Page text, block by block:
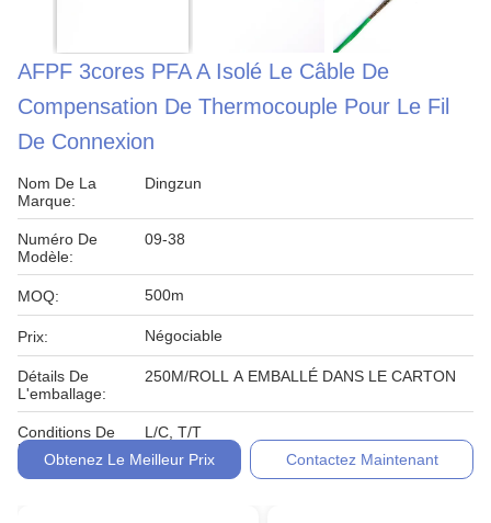
AFPF 3cores PFA A Isolé Le Câble De
Compensation De Thermocouple Pour Le Fil
De Connexion
Nom De La
Marque:
Dingzun
Numéro De
Modèle:
09-38
MOQ: 500m
Prix: Négociable
Détails De
L'emballage:
250M/ROLL A EMBALLÉ DANS LE CARTON
Conditions De
Paiement:
L/C, T/T
Obtenez Le Meilleur Prix
Contactez Maintenant